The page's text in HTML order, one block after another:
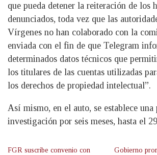
que pueda detener la reiteración de los
denunciados, toda vez que las
Vírgenes no han colaborado con la
enviada con el fin de que Telegram
determinados datos técnicos que
los titulares de las cuentas utilizadas
los derechos de propiedad intelectual”.
Así mismo, en el auto, se establece
investigación por seis meses, hasta el
FGR suscribe convenio con
Gobierno